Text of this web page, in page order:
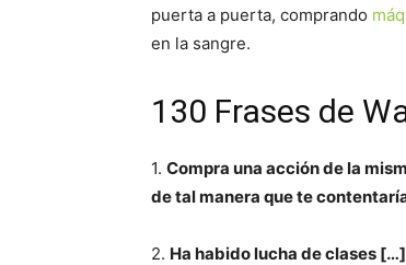
puerta a puerta, comprando
en la sangre.
130 Frases de
1. Compra una acción de la
de tal manera que te
2. Ha habido lucha de clases